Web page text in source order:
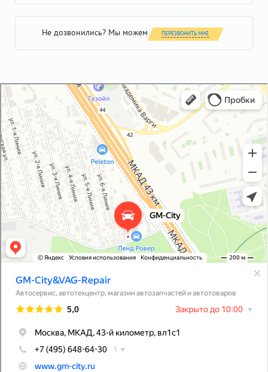
Не дозвонились? Мы можем ПЕРЕЗВОНИТЬ МНЕ
GM-City&VAG-Repair
Автосервис, автотехцентр в Москве
Магазин автозапчастей и автотоваров в Москве